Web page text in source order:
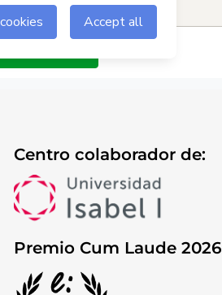
Centro colaborador de:
Premio Cum Laude 2026